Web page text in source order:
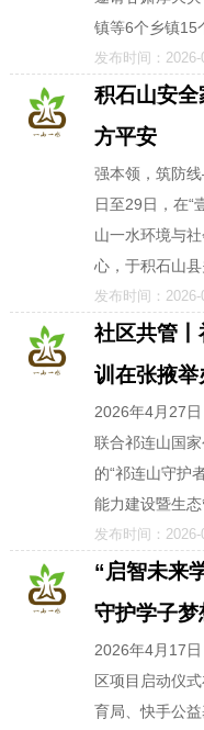
镇等6个乡镇15
发布时间：2026-
积石山安
方平安
强本领，筑防
日至29日，在“
山一水环境与
心，于积石山县
发布时间：2026-
社区共管
训在张掖举
2026年4月27
联合祁连山国
的“祁连山守护
能力建设暨生态
发布时间：2026-
“启智未来
守护学子梦
2026年4月17
区项目启动仪
育局、快手公